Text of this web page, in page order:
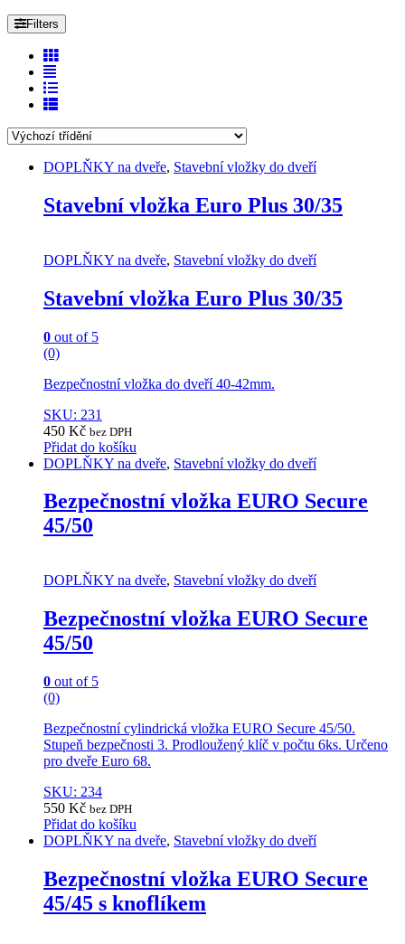
Filters
DOPLŇKY na dveře, Stavební vložky do dveří
Stavební vložka Euro Plus 30/35
DOPLŇKY na dveře, Stavební vložky do dveří
Stavební vložka Euro Plus 30/35
0 out of 5
(0)
Bezpečnostní vložka do dveří 40-42mm.
SKU: 231
450 Kč bez DPH
Přidat do košíku
DOPLŇKY na dveře, Stavební vložky do dveří
Bezpečnostní vložka EURO Secure
45/50
DOPLŇKY na dveře, Stavební vložky do dveří
Bezpečnostní vložka EURO Secure
45/50
0 out of 5
(0)
Bezpečnostní cylindrická vložka EURO Secure 45/50.
Stupeň bezpečnosti 3. Prodloužený klíč v počtu 6ks. Určeno
pro dveře Euro 68.
SKU: 234
550 Kč bez DPH
Přidat do košíku
DOPLŇKY na dveře, Stavební vložky do dveří
Bezpečnostní vložka EURO Secure
45/45 s knoflíkem